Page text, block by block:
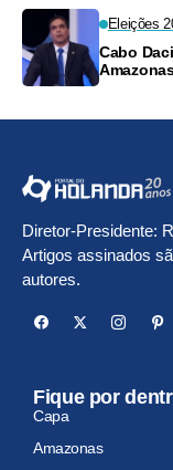
Eleições
Cabo
Diretor-Presidente:
Artigos assinados
autores.
Fique por
Capa
Amazonas